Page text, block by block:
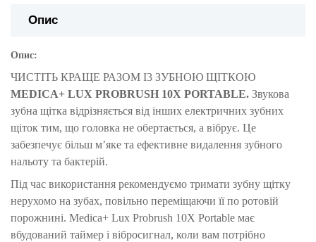
Опис
Опис:
ЧИСТІТЬ КРАЩЕ РАЗОМ І3 ЗУБНОЮ ЩІТКОЮ
MEDICA+ LUX PROBRUSH 10X PORTABLE. Звукова
зубна щітка відрізняється від інших електричних зубних
щіток тим, що головка не обертається, а вібрує. Це
забезпечує більш мʼяке та ефективне видалення зубного
нальоту та бактерій.
Під час використання рекомендуємо тримати зубну щітку
нерухомо на зубах, повільно переміщаючи її по ротовій
порожнині. Medica+ Lux Probrush 10X Portable має
вбудований таймер і вібросигнал, коли вам потрібно